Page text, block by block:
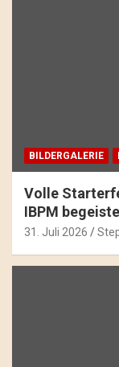
BILDERGALERIE
Volle
IBPM
31. Juli 2026